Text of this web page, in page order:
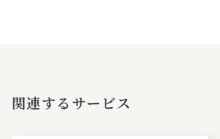
関連するサービス